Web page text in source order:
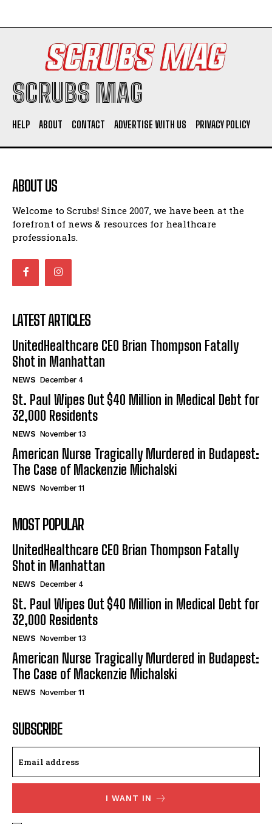
SCRUBS MAG
HELP ABOUT CONTACT ADVERTISE WITH US PRIVACY POLICY
ABOUT US
Welcome to Scrubs! Since 2007, we have been at the
forefront of news & resources for healthcare
professionals.
LATEST ARTICLES
UnitedHealthcare CEO Brian Thompson Fatally
Shot in Manhattan
NEWS December 4
St. Paul Wipes Out $40 Million in Medical Debt for
32,000 Residents
NEWS November 13
American Nurse Tragically Murdered in Budapest:
The Case of Mackenzie Michalski
NEWS November 11
MOST POPULAR
UnitedHealthcare CEO Brian Thompson Fatally
Shot in Manhattan
NEWS December 4
St. Paul Wipes Out $40 Million in Medical Debt for
32,000 Residents
NEWS November 13
American Nurse Tragically Murdered in Budapest:
The Case of Mackenzie Michalski
NEWS November 11
SUBSCRIBE
I WANT IN